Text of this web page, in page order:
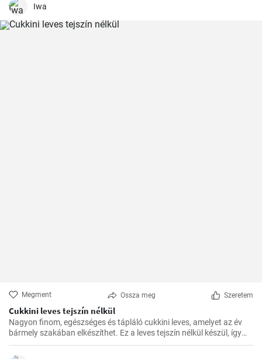
Iwa
Megment Ossza meg Szeretem
Cukkini leves tejszín nélkül
Nagyon finom, egészséges és tápláló cukkini leves, amelyet az év
bármely szakában elkészíthet. Ez a leves tejszín nélkül készül, így
ideális különféle diétákhoz.